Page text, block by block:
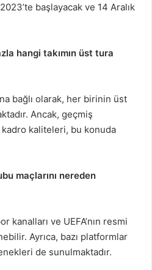
başlayacak ve 14 Aralık
hangi takımın üst tura
bağlı olarak, her birinin üst
Ancak, geçmiş
kaliteleri, bu konuda
maçlarını nereden
kanalları ve UEFA’nın resmi
Ayrıca, bazı platformlar
de sunulmaktadır.